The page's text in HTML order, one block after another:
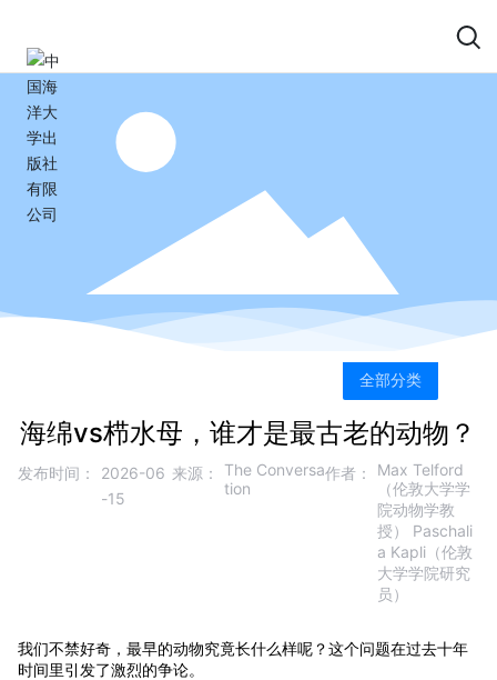
全部分类
海绵vs栉水母，谁才是最古老的动物？
发布时间：
2026-06
-15
来源：
The Conversa
tion
作者：
Max Telford
（伦敦大学学
院动物学教
授） Paschali
a Kapli（伦敦
大学学院研究
员）
我们不禁好奇，最早的动物究竟长什么样呢？这个问题在过去十年
时间里引发了激烈的争论。